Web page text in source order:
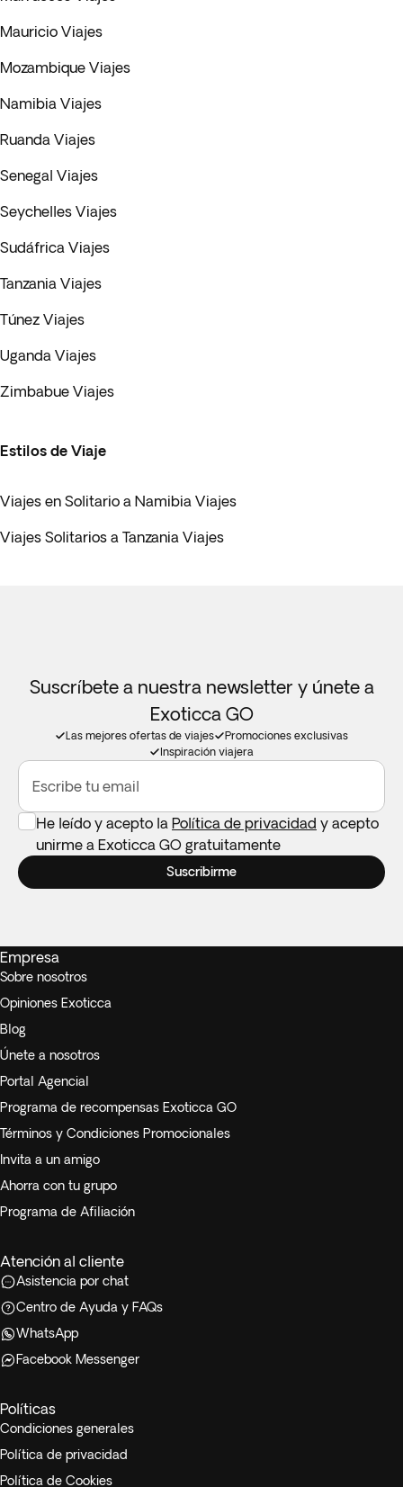
Mauricio Viajes
Mozambique Viajes
Namibia Viajes
Ruanda Viajes
Senegal Viajes
Seychelles Viajes
Sudáfrica Viajes
Tanzania Viajes
Túnez Viajes
Uganda Viajes
Zimbabue Viajes
Estilos de Viaje
Viajes en Solitario a Namibia Viajes
Viajes Solitarios a Tanzania Viajes
Suscríbete a nuestra newsletter y únete a
Exoticca GO
Las mejores ofertas de viajes
Promociones exclusivas
Inspiración viajera
Escribe tu email
He leído y acepto la Política de privacidad y acepto
unirme a Exoticca GO gratuitamente
Suscribirme
Empresa
Sobre nosotros
Opiniones Exoticca
Blog
Únete a nosotros
Portal Agencial
Programa de recompensas Exoticca GO
Términos y Condiciones Promocionales
Invita a un amigo
Ahorra con tu grupo
Programa de Afiliación
Atención al cliente
Asistencia por chat
Centro de Ayuda y FAQs
WhatsApp
Facebook Messenger
Políticas
Condiciones generales
Política de privacidad
Política de Cookies